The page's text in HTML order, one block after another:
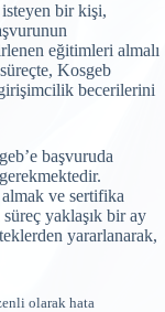
bir kişi,
eğitimleri almalı
Kosgeb
becerilerini
başvuruda
ve sertifika
süreç yaklaşık bir ay
yararlanarak,
olarak hata